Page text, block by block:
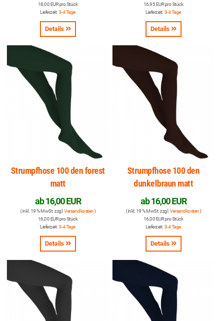
18,00 EUR pro Stück
Lieferzeit: 3-4 Tage
Details
16,95 EUR pro Stück
Lieferzeit: 3-4 Tage
Details
Strumpfhose 100 den forest
matt
ab16,00 EUR
( inkl. 19 % MwSt. zzgl. Versandkosten)
16,00 EUR pro Stück
Lieferzeit: 3-4 Tage
Details
Strumpfhose 100 den
dunkelbraun matt
ab16,00 EUR
( inkl. 19 % MwSt. zzgl. Versandkosten)
16,00 EUR pro Stück
Lieferzeit: 3-4 Tage
Details